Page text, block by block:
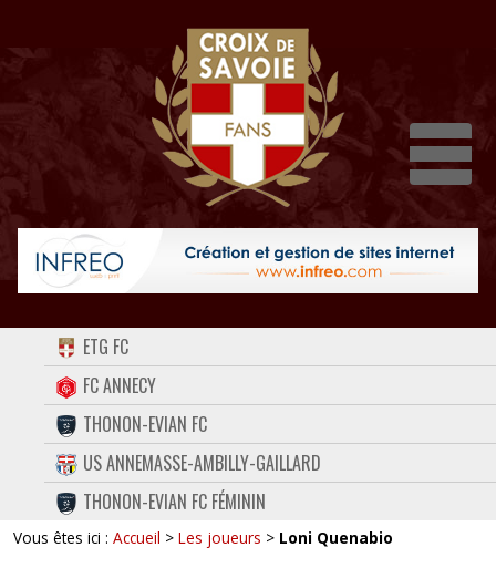
ACCUEIL
FORUM
CONTACT
FACEBOOK
TWITTER
ETG FC
FC ANNECY
THONON-EVIAN FC
US ANNEMASSE-AMBILLY-GAILLARD
THONON-EVIAN FC FÉMININ
Vous êtes ici : Accueil > Les joueurs > Loni Quenabio